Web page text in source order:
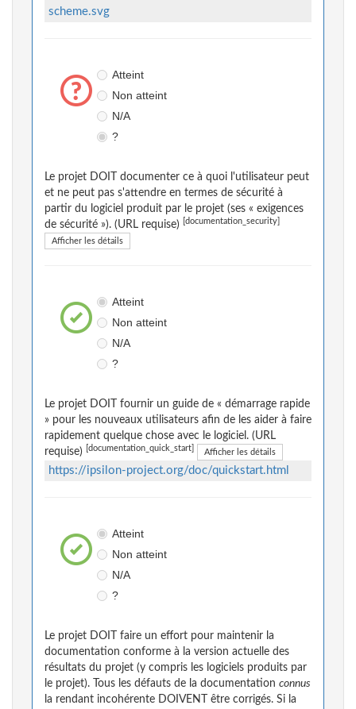
scheme.svg
Atteint
Non atteint
N/A
?
Le projet DOIT documenter ce à quoi l'utilisateur peut
et ne peut pas s'attendre en termes de sécurité à
partir du logiciel produit par le projet (ses « exigences
de sécurité »). (URL requise)
[documentation_security]
Afficher les détails
Atteint
Non atteint
N/A
?
Le projet DOIT fournir un guide de « démarrage rapide
» pour les nouveaux utilisateurs afin de les aider à faire
rapidement quelque chose avec le logiciel. (URL
requise)
[documentation_quick_start] Afficher les détails
https://ipsilon-project.org/doc/quickstart.html
Atteint
Non atteint
N/A
?
Le projet DOIT faire un effort pour maintenir la
documentation conforme à la version actuelle des
résultats du projet (y compris les logiciels produits par
le projet). Tous les défauts de la documentation connus
la rendant incohérente DOIVENT être corrigés. Si la